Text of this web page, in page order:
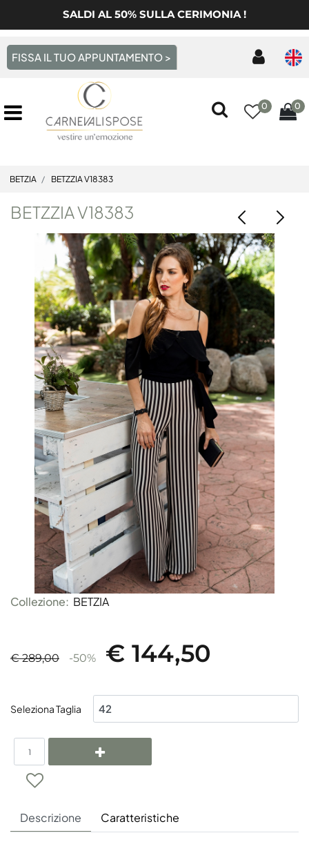
SALDI AL 50% SULLA CERIMONIA !
FISSA IL TUO APPUNTAMENTO >
Open menu 0 0
BETZIA BETZZIA V18383
BETZZIA V18383
Collezione: BETZIA
€ 289,00 -50% € 144,50
Seleziona Taglia
Descrizione Caratteristiche